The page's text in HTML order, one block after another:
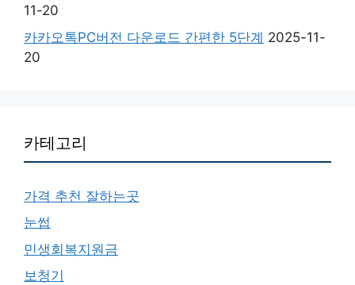
11-20
카카오톡PC버전 다운로드 간편한 5단계 2025-11-
20
카테고리
가격 추천 잘하는곳
눈썹
민생회복지원금
보청기